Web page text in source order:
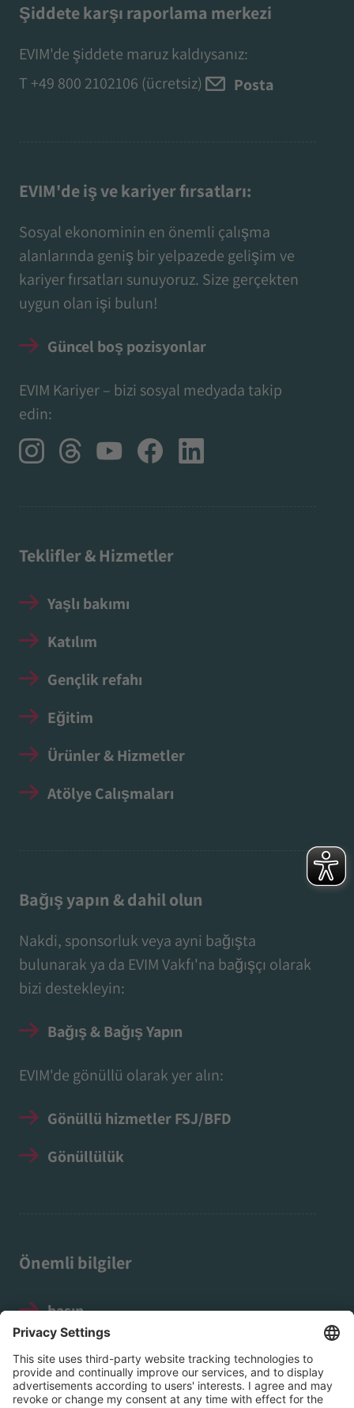
Şiddete karşı raporlama merkezi
EVIM'de şiddete maruz kaldıysanız:
T +49 800 2102106 (ücretsiz) Posta
EVIM'de iş ve kariyer fırsatları:
Sosyal ekonominin en önemli çalışma
alanlarında geniş bir yelpazede gelişim ve
kariyer fırsatları sunuyoruz. Size gerçekten
uygun olan işi bulun!
Güncel boş pozisyonlar
EVIM Kariyer – bizi sosyal medyada takip
edin:
Teklifler & Hizmetler
Yaşlı bakımı
Katılım
Gençlik refahı
Eğitim
Ürünler & Hizmetler
Atölye Çalışmaları
Bağış yapın & dahil olun
Nakdi, sponsorluk veya ayni bağışta
bulunarak ya da EVIM Vakfı'na bağışçı olarak
bizi destekleyin:
Bağış & Bağış Yapın
EVIM'de gönüllü olarak yer alın:
Gönüllü hizmetler FSJ/BFD
Gönüllülük
Önemli bilgiler
basın
Veri koruma